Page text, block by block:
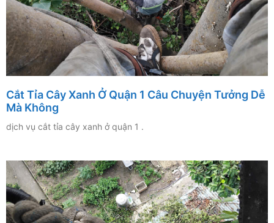
Cắt Tỉa Cây Xanh Ở Quận 1 Câu Chuyện Tưởng Dễ
Mà Không
dịch vụ cắt tỉa cây xanh ở quận 1 .